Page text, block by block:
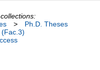
>
Ph.D. Theses